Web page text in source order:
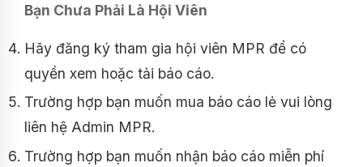
Bạn Chưa Phải Là Hội Viên
Hãy đăng ký tham gia hội viên MPR để có
quyền xem hoặc tải báo cáo.
Trường hợp bạn muốn mua báo cáo lẻ vui lòng
liên hệ Admin MPR.
Trường hợp bạn muốn nhận báo cáo miễn phí